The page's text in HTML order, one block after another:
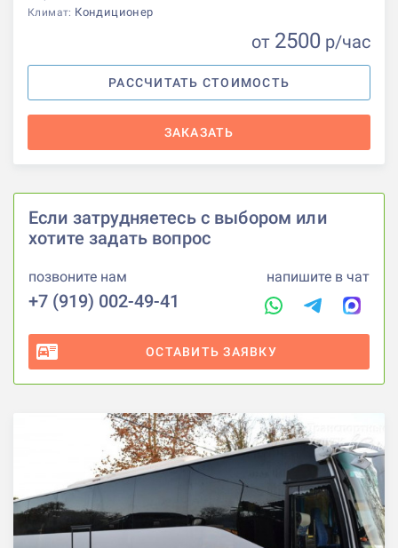
Климат: Кондиционер
от 2500 р/час
РАССЧИТАТЬ СТОИМОСТЬ
ЗАКАЗАТЬ
Если затрудняетесь с выбором или
хотите задать вопрос
позвоните нам
+7 (919) 002-49-41
напишите в чат
ОСТАВИТЬ ЗАЯВКУ